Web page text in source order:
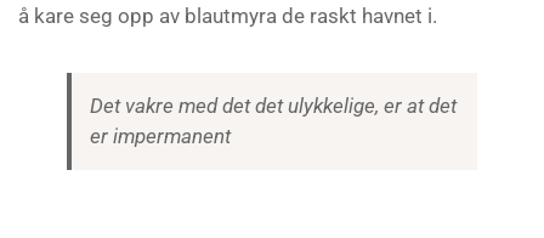
å kare seg opp av blautmyra de raskt havnet i.
Det vakre med det det ulykkelige, er at det
er impermanent